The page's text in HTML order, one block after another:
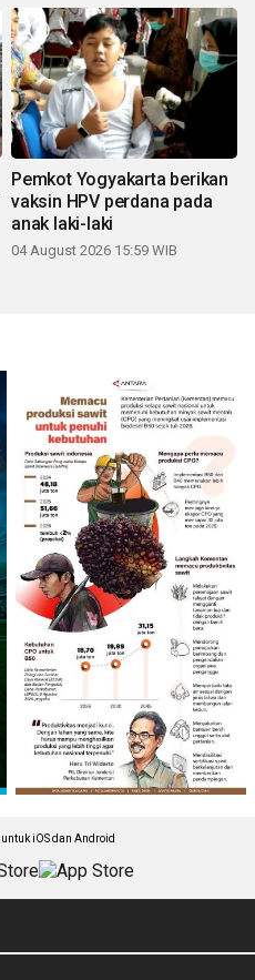
Pemkot Yogyakarta berikan
vaksin HPV perdana pada
anak laki-laki
04 August 2026 15:59 WIB
iOS dan Android